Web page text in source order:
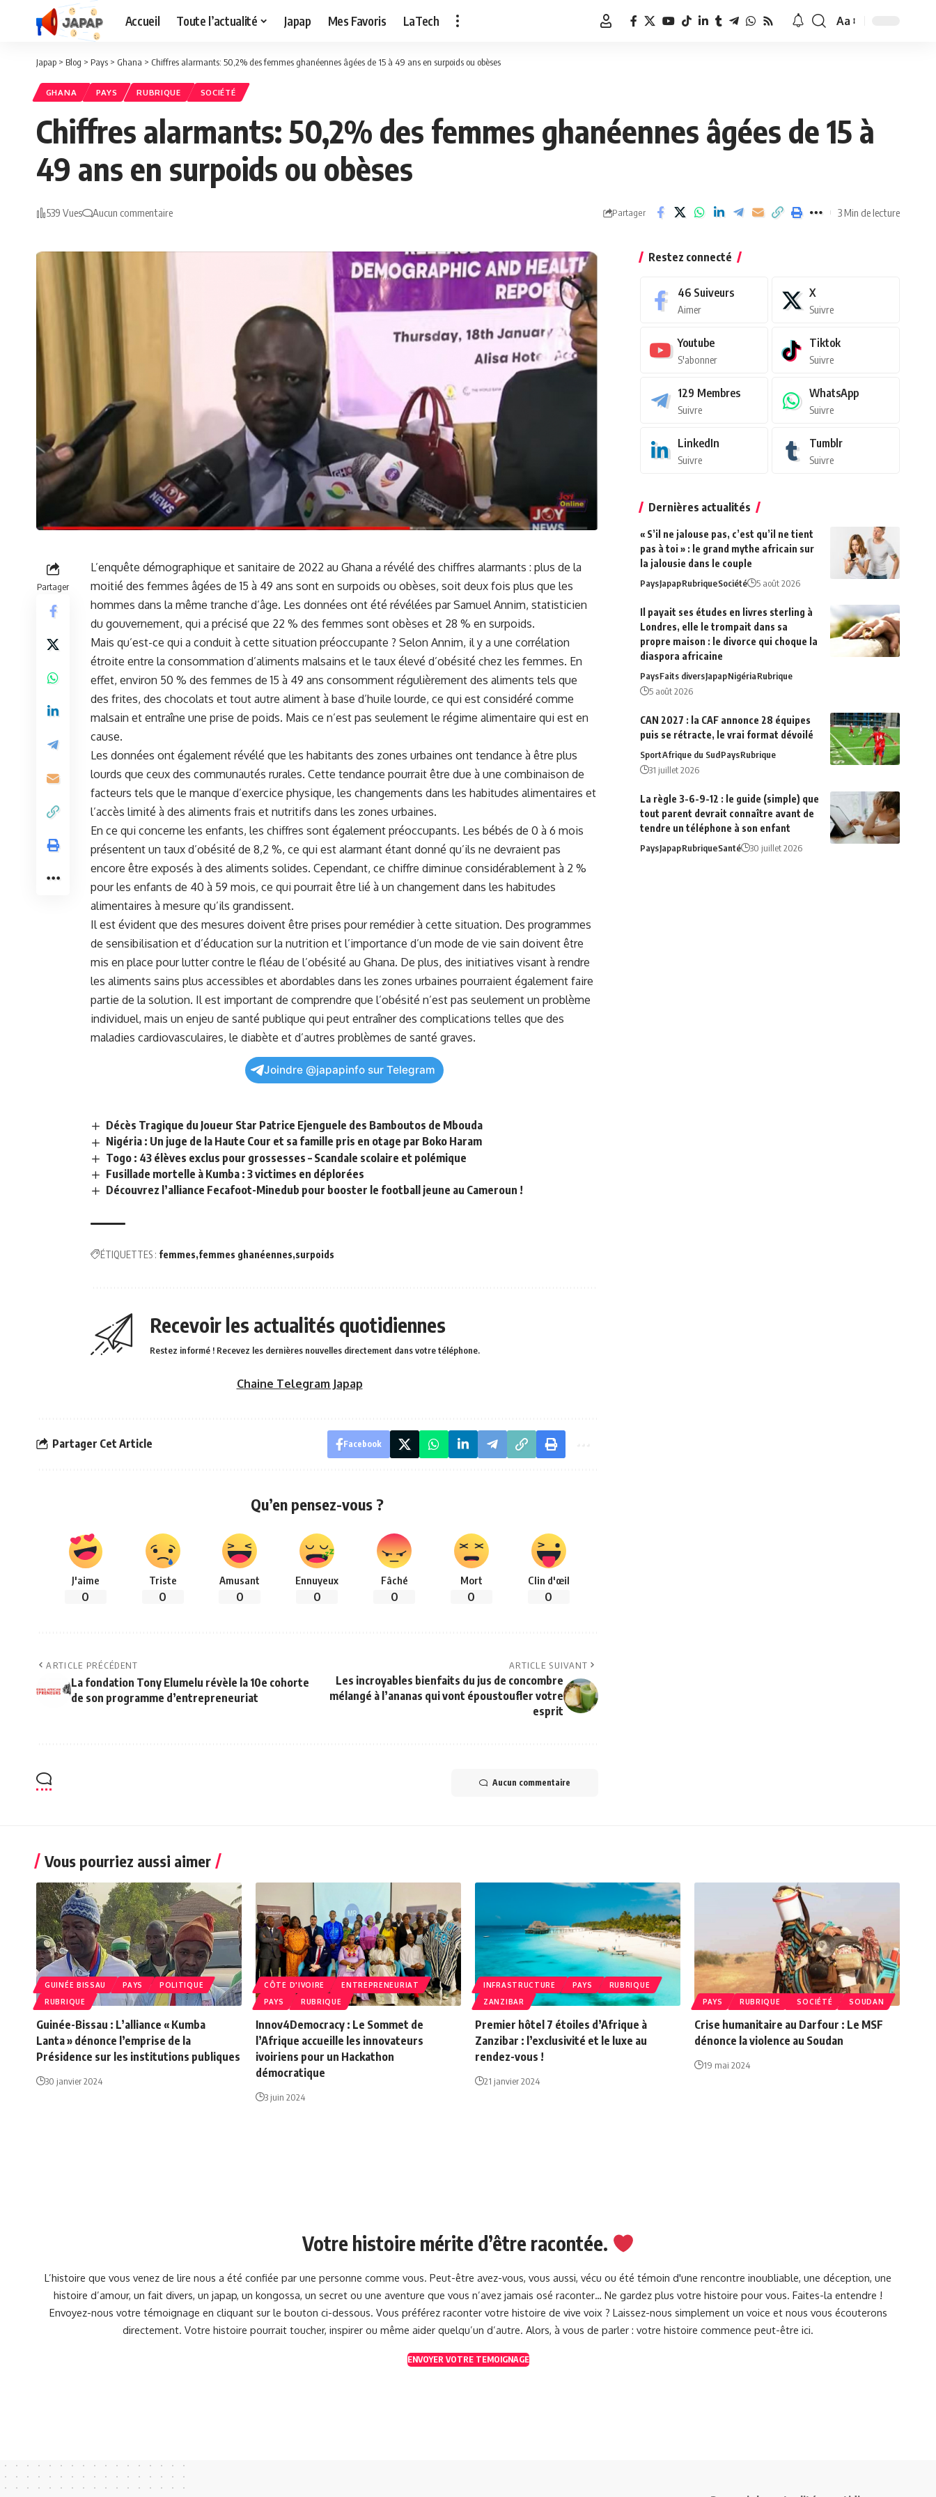
Accueil Toute l’actualité Japap Mes Favoris LaTech
Redimensionner
Aa
Japap > Blog > Pays > Ghana > Chiffres alarmants: 50,2% des femmes ghanéennes âgées de 15 à 49 ans en surpoids ou obèses
GHANA PAYS RUBRIQUE SOCIÉTÉ
Chiffres alarmants: 50,2% des femmes ghanéennes âgées de 15 à
49 ans en surpoids ou obèses
539 Vues Aucun commentaire Partager 3 Min de lecture
Partager
L’enquête démographique et sanitaire de 2022 au ⁣ Ghana ⁣ a ⁢révélé des chiffres alarmants : plus de​ la
moitié des femmes âgées de 15 à 49‍ ans sont en surpoids ou obèses, soit deux fois plus que les
hommes dans la même tranche d’âge. Les données ont été révélées par Samuel Annim, statisticien
du gouvernement, qui​ a précisé que 22 % ⁤des femmes sont obèses et 28 % en surpoids. ⁢
Mais qu’est-ce qui⁣ a conduit ⁣à cette situation préoccupante ? Selon⁢ Annim, il y a une corrélation
étroite entre la consommation d’aliments malsains et‌ le taux élevé d’obésité chez les⁤ femmes. En
effet, environ 50 % des femmes de 15 à 49 ans consomment régulièrement des aliments tels ⁢que
des frites, des chocolats et‍ tout autre aliment à base d’huile lourde, ce qui est considéré comme‌
malsain⁢ et entraîne une prise de poids. Mais ce n’est pas seulement le régime alimentaire‌ qui est en
cause.
Les données ont également révélé que les habitants des zones urbaines ont tendance à être plus
lourds que ceux des communautés rurales. Cette tendance pourrait être due à une combinaison de
facteurs ⁢tels que le manque d’exercice physique, les ⁣changements dans⁣ les habitudes alimentaires et
l’accès limité à des aliments frais et nutritifs dans les zones urbaines.
En ce qui ‍concerne ⁤les enfants, les chiffres sont également ⁤préoccupants. Les bébés de 0 à 6 mois
présentent un taux d’obésité de 8,2 %, ce qui est‌ alarmant étant donné⁣ qu’ils ne devraient pas
encore être exposés à ⁤des aliments solides. ​Cependant, ce chiffre diminue considérablement à 2 %
pour les enfants de⁤ 40 à 59 mois, ce qui pourrait⁣ être⁣ lié à un changement ⁤dans les habitudes
alimentaires à ‍mesure qu’ils grandissent.
Il est ⁢évident que des mesures doivent être prises pour remédier à cette situation. Des programmes⁤
de sensibilisation et d’éducation sur la nutrition et l’importance d’un mode de vie sain doivent être ​
mis en place ⁣pour ‌lutter contre le fléau de l’obésité au⁤ Ghana. De plus, des initiatives visant à rendre
les aliments sains plus accessibles et abordables dans les‍ zones urbaines ‌pourraient également faire
partie de la solution. ‌Il est important de comprendre que l’obésité n’est pas seulement un ⁢problème
individuel, ⁣mais un enjeu de santé publique qui ‌peut entraîner des complications telles que des
maladies​ cardiovasculaires, le diabète et d’autres problèmes de santé graves.
Joindre @japapinfo sur Telegram
Décès Tragique du Joueur Star Patrice Ejenguele des Bamboutos de Mbouda
Nigéria : Un juge de la Haute Cour et sa famille pris en otage par Boko Haram
Togo : 43 élèves exclus pour grossesses – Scandale scolaire et polémique
Fusillade mortelle à Kumba : 3 victimes en déplorées
Découvrez l’alliance Fecafoot-Minedub pour booster le football jeune au Cameroun !
ÉTIQUETTES : femmes femmes ghanéennes surpoids
Recevoir les actualités quotidiennes
Restez informé ! Recevez les dernières nouvelles directement dans votre téléphone.
Chaine Telegram Japap
Partager Cet Article Facebook
Qu’en pensez-vous ?
J'aime
0
Triste
0
Amusant
0
Ennuyeux
0
Fâché
0
Mort
0
Clin d'œil
0
ARTICLE PRÉCÉDENT
La fondation Tony Elumelu révèle la 10e cohorte
de son programme d’entrepreneuriat
ARTICLE SUIVANT
Les incroyables bienfaits du jus de concombre
mélangé à l’ananas qui vont époustoufler votre
esprit
Aucun commentaire
Restez connecté
46 Suiveurs
Aimer
X
Suivre
Youtube
S'abonner
Tiktok
Suivre
129 Membres
Suivre
WhatsApp
Suivre
LinkedIn
Suivre
Tumblr
Suivre
Dernières actualités
« S’il ne jalouse pas, c’est qu’il ne tient
pas à toi » : le grand mythe africain sur
la jalousie dans le couple
PaysJapapRubriqueSociété 5 août 2026
Il payait ses études en livres sterling à
Londres, elle le trompait dans sa
propre maison : le divorce qui choque la
diaspora africaine
PaysFaits diversJapapNigériaRubrique
5 août 2026
CAN 2027 : la CAF annonce 28 équipes
puis se rétracte, le vrai format dévoilé
SportAfrique du‍ SudPaysRubrique
31 juillet 2026
La règle 3-6-9-12 : le guide (simple) que
tout parent devrait connaître avant de
tendre un téléphone à son enfant
PaysJapapRubriqueSanté 30 juillet 2026
Vous pourriez aussi aimer
GUINÉE BISSAU PAYS
POLITIQUE
RUBRIQUE
Guinée-Bissau : L’alliance « Kumba
Lanta » dénonce l’emprise de la
Présidence sur les institutions publiques
30 janvier 2024
CÔTE D'IVOIRE
ENTREPRENEURIAT
PAYS
RUBRIQUE
Innov4Democracy : Le Sommet de
l’Afrique accueille les innovateurs
ivoiriens pour un Hackathon
démocratique
3 juin 2024
INFRASTRUCTURE PAYS
RUBRIQUE
ZANZIBAR
Premier hôtel 7 étoiles d’Afrique à
Zanzibar : l’exclusivité et le luxe au
rendez-vous !
21 janvier 2024
PAYS RUBRIQUE SOCIÉTÉ SOUDAN
Crise humanitaire au Darfour : Le MSF
dénonce la violence au Soudan
19 mai 2024
Votre histoire mérite d’être racontée.
L’histoire que vous venez de lire nous a été confiée par une personne comme vous. Peut-être avez-vous, vous aussi, vécu ou été témoin d'une rencontre inoubliable, une déception, une
histoire d’amour, un fait divers, un japap, un kongossa, un secret ou une aventure que vous n’avez jamais osé raconter… Ne gardez plus votre histoire pour vous. Faites-la entendre !
Envoyez-nous votre témoignage en cliquant sur le bouton ci-dessous. Vous préférez raconter votre histoire de vive voix ? Laissez-nous simplement un voice et nous vous écouterons
directement. Votre histoire pourrait toucher, inspirer ou même aider quelqu’un d’autre. Alors, à vous de parler : votre histoire commence peut-être ici.
ENVOYER VOTRE TEMOIGNAGE